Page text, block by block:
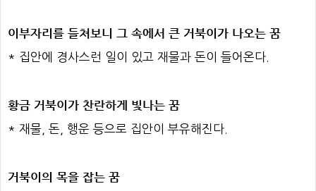
이부자리를 들쳐보니 그 속에서 큰 거북이가 나오는 꿈
* 집안에 경사스런 일이 있고 재물과 돈이 들어온다.
황금 거북이가 찬란하게 빛나는 꿈
* 재물, 돈, 행운 등으로 집안이 부유해진다.
거북이의 목을 잡는 꿈